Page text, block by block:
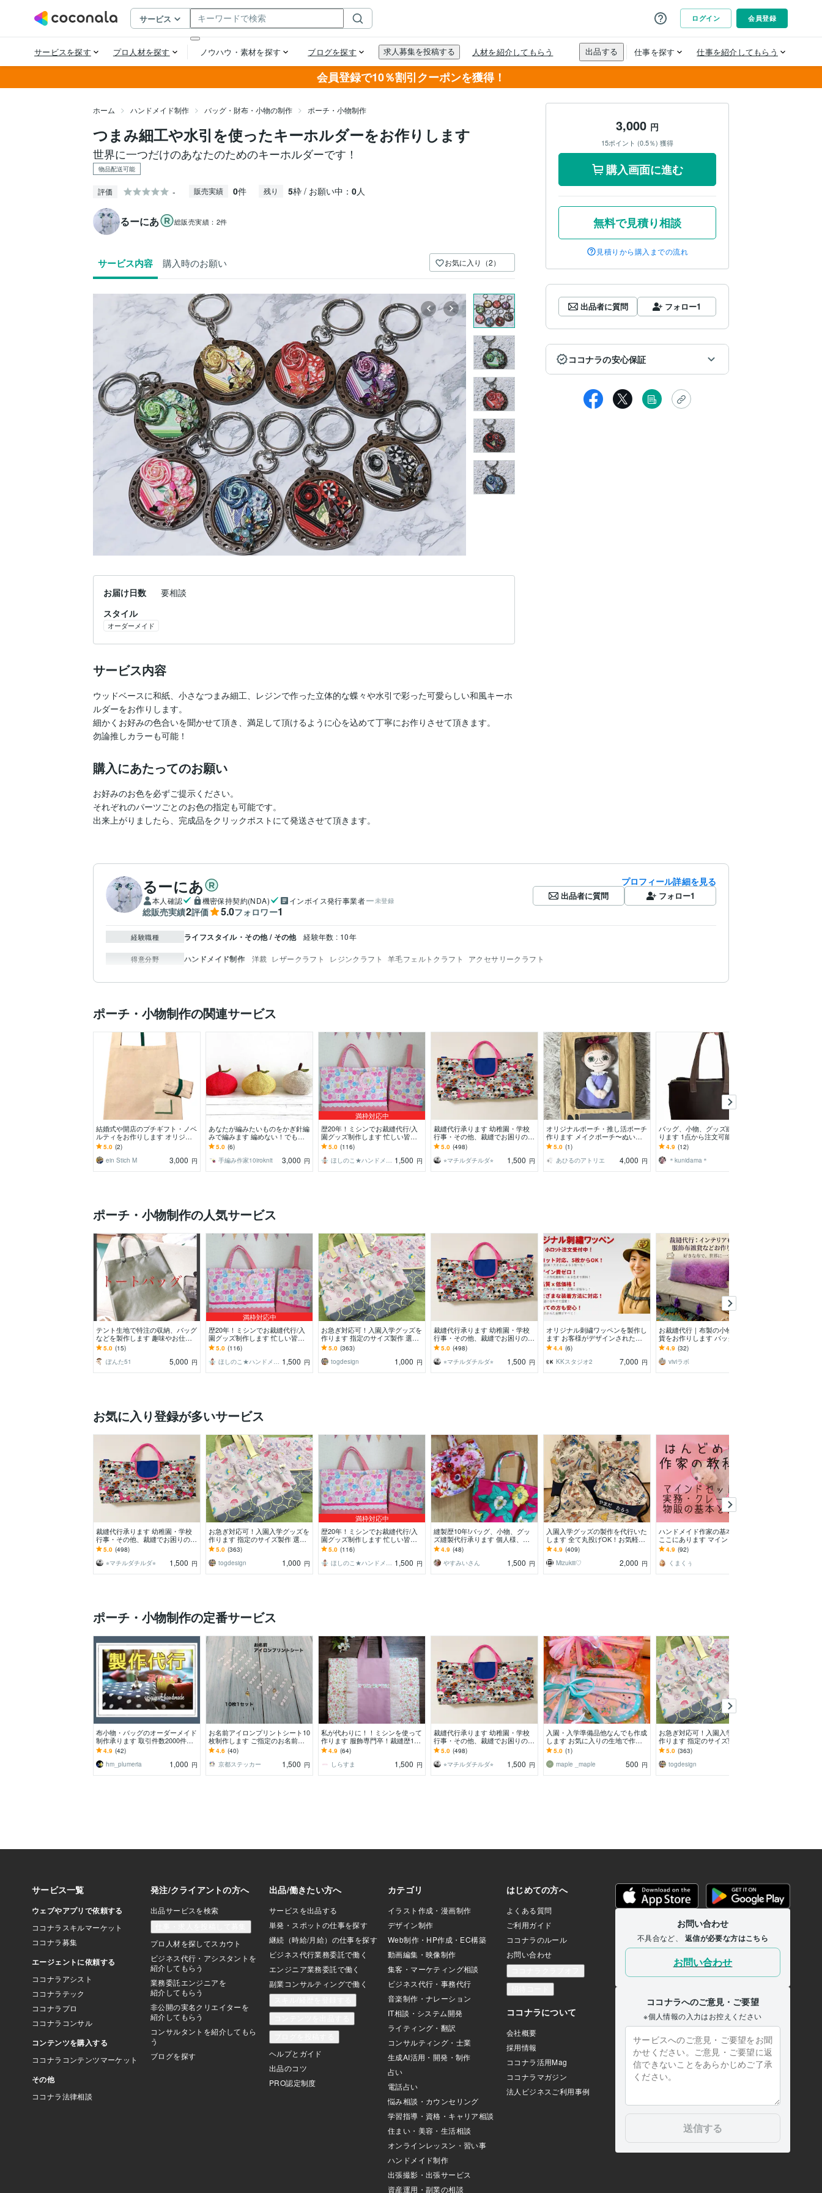
会員登録で10％割引クーポンを獲得！
ホーム ハンドメイド制作 バッグ・財布・小物の制作 ポーチ・小物制作
つまみ細工や水引を使ったキーホルダーをお作りします
世界に一つだけのあなたのためのキーホルダーです！
物品配送可能
評価 - 販売実績 0件 残り 5枠 / お願い中： 0人
るーにあ 総販売実績： 2件
サービス内容 購入時のお願い お気に入り（2）
お届け日数
要相談
スタイル
オーダーメイド
サービス内容
ウッドベースに和紙、小さなつまみ細工、レジンで作った立体的な蝶々や水引で彩った可愛らしい和風キーホ
ルダーをお作りします。
細かくお好みの色合いを聞かせて頂き、満足して頂けるように心を込めて丁寧にお作りさせて頂きます。
勿論推しカラーも可能！
購入にあたってのお願い
お好みのお色を必ずご提示ください。
それぞれのパーツごとのお色の指定も可能です。
出来上がりましたら、完成品をクリックポストにて発送させて頂きます。
3,000 円
15ポイント (0.5％) 獲得
購入画面に進む
無料で見積り相談
見積りから購入までの流れ
出品者に質問 フォロー1
ココナラの安心保証
るーにあ
本人確認 機密保持契約(NDA) インボイス発行事業者 未登録
総販売実績2評価 5.0フォロワー1
プロフィール詳細を見る
出品者に質問 フォロー1
経験職種 ライフスタイル・その他 / その他 経験年数 : 10年
得意分野 ハンドメイド制作 洋裁 レザークラフト レジンクラフト 羊毛フェルトクラフト アクセサリークラフト
ポーチ・小物制作の関連サービス
結婚式や開店のプチギフト・ノベ
ルティをお作りします オリジナ
ルグッズで結婚式や開店を印象に
残しませんか
5.0 (2)
ein Stich M
3,000 円
あなたが編みたいものをかぎ針編
みで編みます 編めない！でも欲
しい！！そんな思いを抱えてる方
へ。
5.0 (6)
手編み作家10iroknit
3,000 円
満枠対応中
歴20年！ミシンでお裁縫代行/入
園グッズ制作します 忙しい皆さ
んのお手伝い！縫製、リメイク、
など制作します
5.0 (116)
ほしのこ★ハンドメイドサポート 1,500 円
裁縫代行承ります 幼稚園・学校
行事・その他、裁縫でお困りの方
ご相談ください⭐︎
5.0 (498)
⭐︎マチルダチルダ⭐︎
1,500 円
オリジナルポーチ・推し活ポーチ
作ります メイクポーチ〜ぬい用
まで幅広く対応します。
5.0 (1)
あひるのアトリエ
4,000 円
バッグ、小物、グッズ縫製代行承
ります 1点から注文可能です！お
気軽にお声掛けください
4.9 (12)
＊kunidama＊
ポーチ・小物制作の人気サービス
テント生地で特注の収納、バッグ
などを製作します 趣味やお仕事
に役立つテント生地を使用した特
注アイテムの製作
5.0 (15)
ぽんた51
5,000 円
満枠対応中
歴20年！ミシンでお裁縫代行/入
園グッズ制作します 忙しい皆さ
んのお手伝い！縫製、リメイク、
など制作します
5.0 (116)
ほしのこ★ハンドメイドサポート 1,500 円
お急ぎ対応可！入園入学グッズを
作ります 指定のサイズ製作 選べ
る色柄！
5.0 (363)
togdesign
1,000 円
裁縫代行承ります 幼稚園・学校
行事・その他、裁縫でお困りの方
ご相談ください⭐︎
5.0 (498)
⭐︎マチルダチルダ⭐︎
1,500 円
オリジナル刺繍ワッペンを製作し
ます お客様がデザインされたイ
ラストをワッペンを製作いたしま
す。
4.4 (6)
KKスタジオ2
7,000 円
お裁縫代行｜布製の小物・生活雑
貨をお作りします バッグや小
物・インテリア布製品など、新規
作成からリメイクまで
4.9 (32)
viviラボ
お気に入り登録が多いサービス
裁縫代行承ります 幼稚園・学校
行事・その他、裁縫でお困りの方
ご相談ください⭐︎
5.0 (498)
⭐︎マチルダチルダ⭐︎
1,500 円
お急ぎ対応可！入園入学グッズを
作ります 指定のサイズ製作 選べ
る色柄！
5.0 (363)
togdesign
1,000 円
満枠対応中
歴20年！ミシンでお裁縫代行/入
園グッズ制作します 忙しい皆さ
んのお手伝い！縫製、リメイク、
など制作します
5.0 (116)
ほしのこ★ハンドメイドサポート 1,500 円
縫製歴10年!バッグ、小物、グッ
ズ縫製代行承ります 個人様、企
業様からのご依頼、1点からでも
作ります！
4.9 (48)
やすみいさん
1,500 円
入園入学グッズの製作を代行いた
します 全て丸投げOK！お気軽に
お問合せ下さい(^^)
4.9 (409)
Mizukiii♡
2,000 円
ハンドメイド作家の基本の教科書
ここにあります マインドセット
から実務・クレーム。物販の基本
と在り方
4.9 (92)
くまくぅ
ポーチ・小物制作の定番サービス
布小物・バッグのオーダーメイド
制作承ります 取引件数2000件以
上！オリジナル、リメイクなど★
4.9 (42)
hm_plumeria
1,000 円
お名前アイロンプリントシート10
枚制作します ご指定のお名前に
変更して制作します！
4.6 (40)
京都ステッカー
1,500 円
私が代わりに！！ミシンを使って
作ります 服飾専門卒！裁縫歴14
年の主婦による裁縫代行です♪
4.9 (64)
しらすま
1,500 円
裁縫代行承ります 幼稚園・学校
行事・その他、裁縫でお困りの方
ご相談ください⭐︎
5.0 (498)
⭐︎マチルダチルダ⭐︎
1,500 円
入園・入学準備品他なんでも作成
します お気に入りの生地で作成
大歓迎！！
5.0 (1)
maple _maple
500 円
お急ぎ対応可！入園入学グッズを
作ります 指定のサイズ製作 選べ
る色柄！
5.0 (363)
togdesign